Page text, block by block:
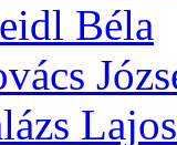
Bé­la
La­jos